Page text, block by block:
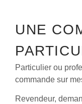
UNE
Particulier ou
commande sur
Revendeur,